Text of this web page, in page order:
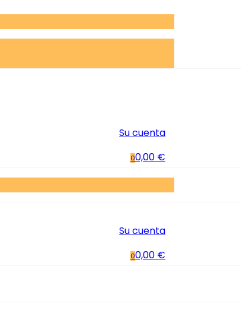
Su cuenta
00,00 €
Su cuenta
00,00 €